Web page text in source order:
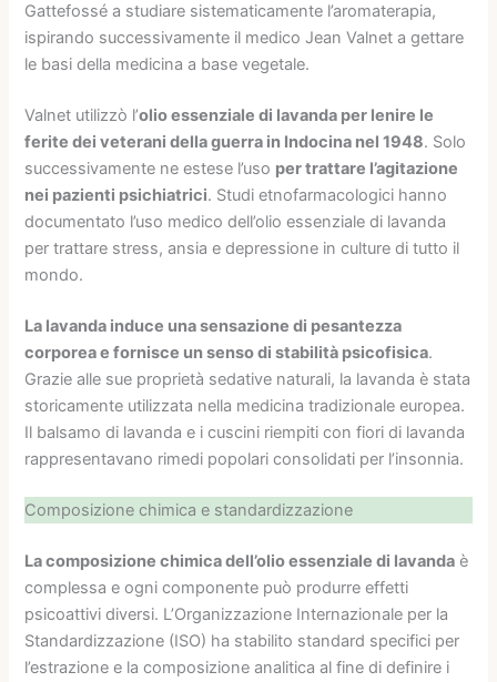
Gattefossé a studiare sistematicamente l’aromaterapia,
ispirando successivamente il medico Jean Valnet a gettare
le basi della medicina a base vegetale.
Valnet utilizzò l’olio essenziale di lavanda per lenire le
ferite dei veterani della guerra in Indocina nel 1948. Solo
successivamente ne estese l’uso per trattare l’agitazione
nei pazienti psichiatrici. Studi etnofarmacologici hanno
documentato l’uso medico dell’olio essenziale di lavanda
per trattare stress, ansia e depressione in culture di tutto il
mondo.
La lavanda induce una sensazione di pesantezza
corporea e fornisce un senso di stabilità psicofisica.
Grazie alle sue proprietà sedative naturali, la lavanda è stata
storicamente utilizzata nella medicina tradizionale europea.
Il balsamo di lavanda e i cuscini riempiti con fiori di lavanda
rappresentavano rimedi popolari consolidati per l’insonnia.
Composizione chimica e standardizzazione
La composizione chimica dell’olio essenziale di lavanda è
complessa e ogni componente può produrre effetti
psicoattivi diversi. L’Organizzazione Internazionale per la
Standardizzazione (ISO) ha stabilito standard specifici per
l’estrazione e la composizione analitica al fine di definire i